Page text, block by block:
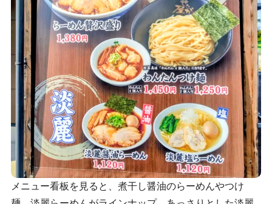
メニュー看板を見ると、煮干し醤油のらーめんやつけ